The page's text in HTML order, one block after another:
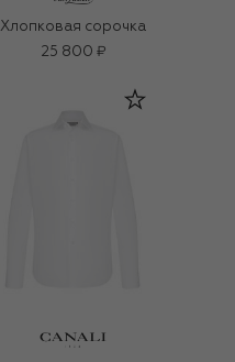
Хлопковая сорочка
25 800 ₽